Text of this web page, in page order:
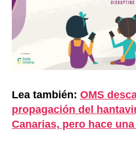
Lea también: OMS
propagación del
Canarias, pero hace